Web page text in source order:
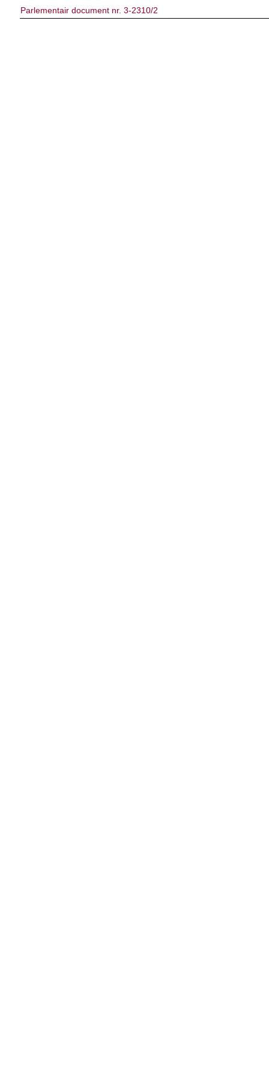
Parlementair document nr. 3-2310/2